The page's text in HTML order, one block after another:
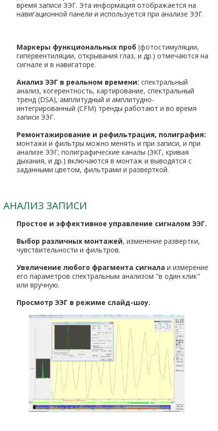
время записи ЭЭГ. Эта информация отображается на
навигационной панели и используется при анализе ЭЭГ.
Маркеры функциональных проб (фотостимуляции,
гипервентиляции, открывания глаз, и др.) отмечаются на
сигнале и в навигаторе.
Анализ ЭЭГ в реальном времени: спектральный
анализ, когерентность, картирование, спектральный
тренд (DSA), амплитудный и амплитудно-
интегрированный (CFM) тренды работают и во время
записи ЭЭГ.
Ремонтажирование и рефильтрация, полиграфия:
монтажи и фильтры можно менять и при записи, и при
анализе ЭЭГ; полиграфические каналы (ЭКГ, кривая
дыхания, и др.) включаются в монтаж и выводятся с
заданными цветом, фильтрами и разверткой.
АНАЛИЗ ЗАПИСИ
Простое и эффективное управление сигналом ЭЭГ.
Выбор различных монтажей, изменение развертки,
чувствительности и фильтров.
Увеличение любого фрагмента сигнала и измерение
его параметров спектральным анализом "в один клик"
или вручную.
Просмотр ЭЭГ в режиме слайд-шоу.